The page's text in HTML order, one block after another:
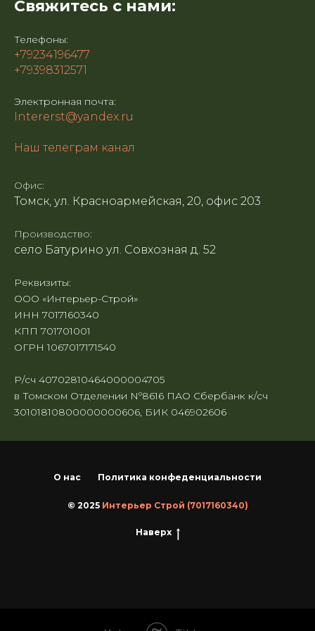
Свяжитесь с нами:
Телефоны:
+79234196477
+79398312571
Электронная почта:
Intererst@yandex.ru
Наш телеграм канал
Офис:
Томск, ул. Красноармейская, 20, офис 203
Производство:
село Батурино ул. Совхозная д. 52
Реквизиты:
ООО «Интерьер-Строй»
ИНН 7017160340
КПП 701701001
ОГРН 1067017171540
Р/сч 40702810464000004705
в Томском Отделении Nº8616 ПАО Сбербанк к/сч
30101810800000000606, БИК 046902606
О нас Политика конфеденциальности
© 2025 Интерьер Строй (7017160340)
Наверх